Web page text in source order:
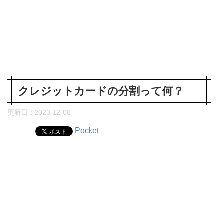
クレジットカードの分割って何？
更新日： 2023-12-08
Pocket